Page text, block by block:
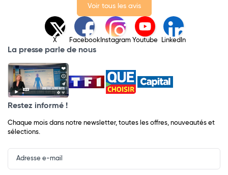
Voir tous les avis
X Facebook Instagram Youtube LinkedIn
La presse parle de nous
Restez informé !
Chaque mois dans notre newsletter, toutes les offres, nouveautés et
sélections.
Input
Newsletter